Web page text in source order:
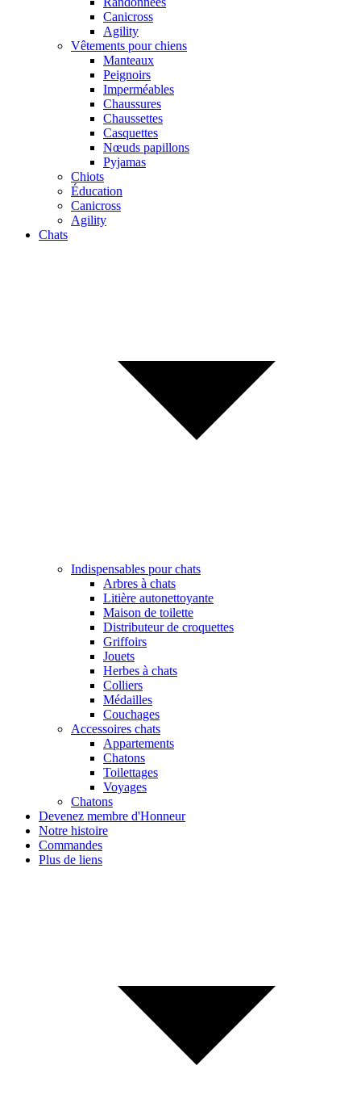
Canicross
Agility
Vêtements pour chiens
Manteaux
Peignoirs
Imperméables
Chaussures
Chaussettes
Casquettes
Nœuds papillons
Pyjamas
Chiots
Éducation
Canicross
Agility
Chats
Indispensables pour chats
Arbres à chats
Litière autonettoyante
Maison de toilette
Distributeur de croquettes
Griffoirs
Jouets
Herbes à chats
Colliers
Médailles
Couchages
Accessoires chats
Appartements
Chatons
Toilettages
Voyages
Chatons
Devenez membre d'Honneur
Notre histoire
Commandes
Plus de liens